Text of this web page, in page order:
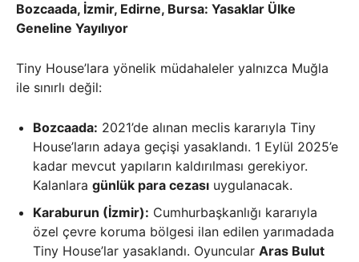
Bozcaada, İzmir, Edirne, Bursa: Yasaklar Ülke
Geneline Yayılıyor
Tiny House’lara yönelik müdahaleler yalnızca Muğla
ile sınırlı değil:
Bozcaada: 2021’de alınan meclis kararıyla Tiny
House’ların adaya geçişi yasaklandı. 1 Eylül 2025’e
kadar mevcut yapıların kaldırılması gerekiyor.
Kalanlara günlük para cezası uygulanacak.
Karaburun (İzmir): Cumhurbaşkanlığı kararıyla
özel çevre koruma bölgesi ilan edilen yarımadada
Tiny House’lar yasaklandı. Oyuncular Aras Bulut